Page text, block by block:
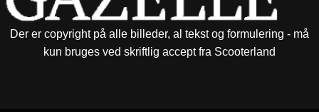
Der er copyright på alle billeder, al tekst og formulering - må
kun bruges ved skriftlig accept fra Scooterland